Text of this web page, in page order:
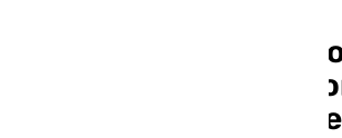
Sevilla se posiciona
de las sedes más
de la Comisión